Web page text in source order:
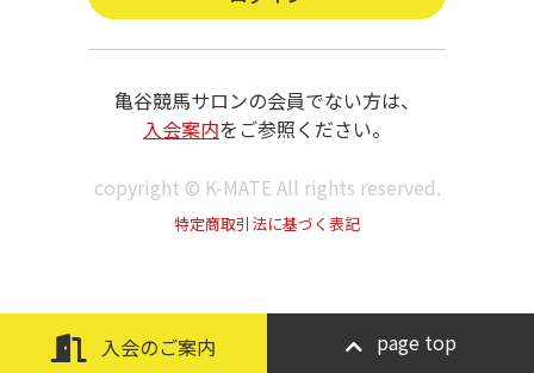
亀谷競馬サロンの会員でない方は、
入会案内をご参照ください。
copyright © K-MATE All rights reserved.
特定商取引法に基づく表記
入会のご案内 page top